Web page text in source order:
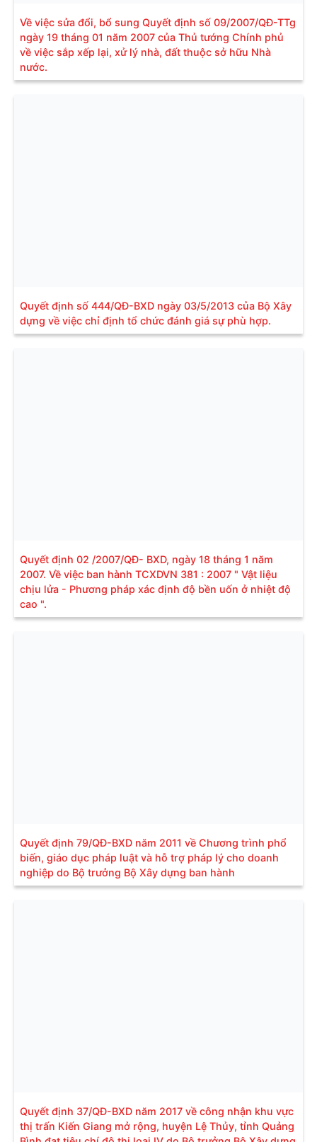
Về việc sửa đổi, bổ sung Quyết định số 09/2007/QĐ-TTg
ngày 19 tháng 01 năm 2007 của Thủ tướng Chính phủ
về việc sắp xếp lại, xử lý nhà, đất thuộc sở hữu Nhà
nước.
Quyết định số 444/QĐ-BXD ngày 03/5/2013 của Bộ Xây
dựng về việc chỉ định tổ chức đánh giá sự phù hợp.
Quyết định 02 /2007/QĐ- BXD, ngày 18 tháng 1 năm
2007. Về việc ban hành TCXDVN 381 : 2007 " Vật liệu
chịu lửa - Phương pháp xác định độ bền uốn ở nhiệt độ
cao ".
Quyết định 79/QĐ-BXD năm 2011 về Chương trình phổ
biến, giáo dục pháp luật và hỗ trợ pháp lý cho doanh
nghiệp do Bộ trưởng Bộ Xây dựng ban hành
Quyết định 37/QĐ-BXD năm 2017 về công nhận khu vực
thị trấn Kiến Giang mở rộng, huyện Lệ Thủy, tỉnh Quảng